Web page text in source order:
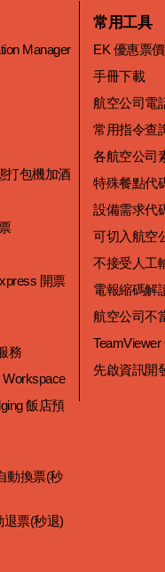
Manager
打包機加酒
開票
務
飯店預
動換票(秒
退票(秒退)
常用工具
EK 優惠票
手冊下載
航空公司電
常用指令查
各航空公司
特殊餐點代
設備需求代
可切入航空
不接受人工
電報縮碼解
航空公司不
TeamViewer
先啟資訊開